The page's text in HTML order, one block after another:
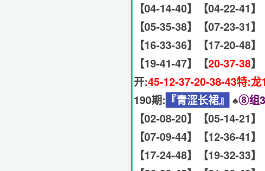
【04-14-40】【04-22-41】
【05-35-38】【07-23-31】
【16-33-36】【17-20-48】
【19-41-47】【20-37-38】
开:45-12-37-20-38-43特:龙
190期: 『青涩长裙』 ♠️⑧组
【02-08-20】【05-14-21】
【07-09-44】【12-36-41】
【17-24-48】【19-32-33】